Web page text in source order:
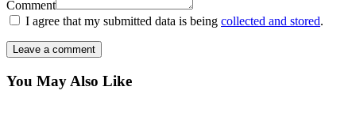
Comment
I agree that my submitted data is being collected and stored.
You May Also Like